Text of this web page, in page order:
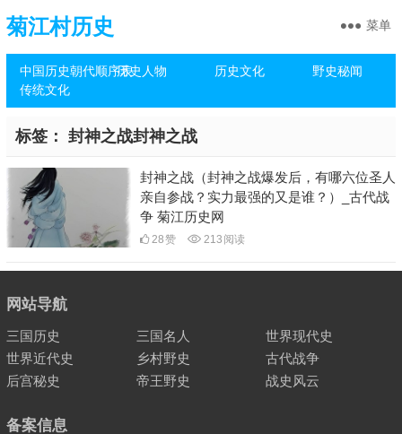
菊江村历史
中国历史朝代顺序表历史人物 历史文化
野史秘闻
传统文化
菜单
标签： 封神之战封神之战
封神之战（封神之战爆发后，有哪六位圣人
亲自参战？实力最强的又是谁？）_古代战
争 菊江历史网
28赞 213 阅读
网站导航
三国历史 三国名人
世界现代史
世界近代史
乡村野史
古代战争
后宫秘史
帝王野史 战史风云
备案信息